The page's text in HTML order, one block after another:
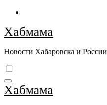
Перейти
содержимому
Хабмама
Новости Хабаровска и России
Хабмама